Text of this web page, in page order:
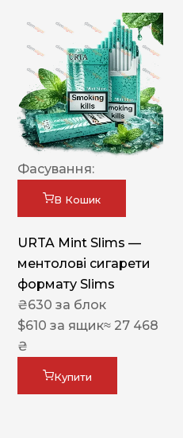
Фасування:
В Кошик
URTA Mint Slims —
ментолові сигарети
формату Slims
₴630 за блок
$610 за ящик≈ 27 468
₴
Купити